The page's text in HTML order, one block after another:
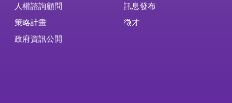
人權諮詢顧問
策略計畫
政府資訊公開
訊息發布
徵才